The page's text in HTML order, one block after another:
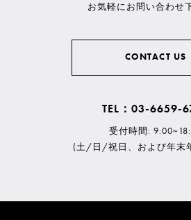
お気軽にお問い合わせ
CONTACT US
TEL：03-6659-
受付時間:
(土/日/祝日、および年末